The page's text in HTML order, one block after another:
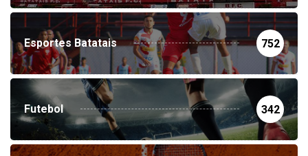
Esportes Batatais 752
Futebol 342